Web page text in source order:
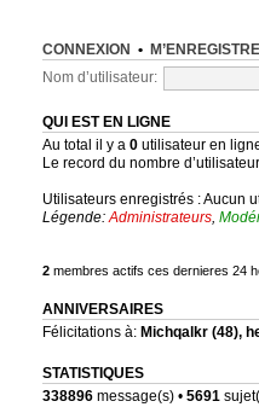
CONNEXION •
Nom d’utilisateur:
QUI EST EN LIGNE
Au total il y a 0utilisateur en
Le record du nombre
Utilisateurs enregistrés : Aucun
Légende:Administrateurs,
2membres actifs ces dernieres 24
ANNIVERSAIRES
Félicitations à: Michqalkr(48),
STATISTIQUES
338896message(s) • 5691